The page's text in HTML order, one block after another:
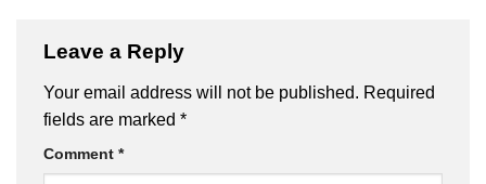
Leave a Reply
Your email address will not be published. Required
fields are marked *
Comment *